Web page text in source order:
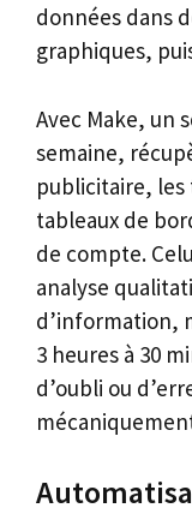
données dans
graphiques,
Avec Make, un
semaine,
publicitaire,
tableaux de
de compte.
analyse
d’information,
3 heures à 30
d’oubli ou